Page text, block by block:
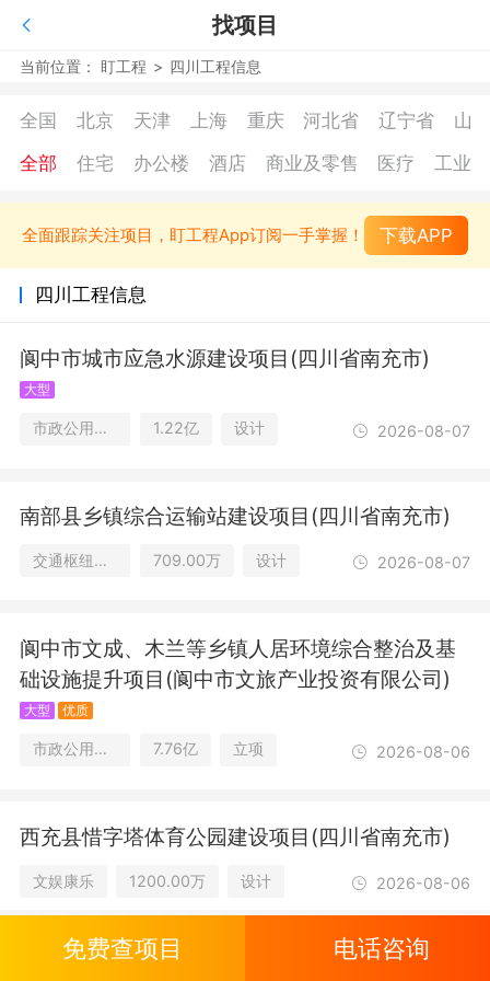
找项目
当前位置： 盯工程 > 四川工程信息
全国 北京 天津 上海 重庆 河北省 辽宁省
山
全部
住宅 办公楼 酒店 商业及零售 医疗 工业
全面跟踪关注项目，盯工程App订阅一手掌握！ 下载APP
四川工程信息
阆中市城市应急水源建设项目(四川省南充市)
大型
市政公用设施/工业 1.22亿 设计 2026-08-07
南部县乡镇综合运输站建设项目(四川省南充市)
交通枢纽及仓储 709.00万 设计 2026-08-07
阆中市文成、木兰等乡镇人居环境综合整治及基
础设施提升项目(阆中市文旅产业投资有限公司)
大型 优质
市政公用设施/文娱康乐/教育及研究设施 7.76亿 立项 2026-08-06
西充县惜字塔体育公园建设项目(四川省南充市)
文娱康乐 1200.00万 设计 2026-08-06
南充市第六中学校寄宿制学校建设提升项目(四川
免费查项目 电话咨询